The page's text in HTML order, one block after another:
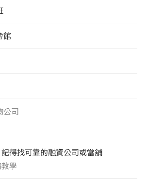
館
公司
得找可靠的融資公司或當舖
學